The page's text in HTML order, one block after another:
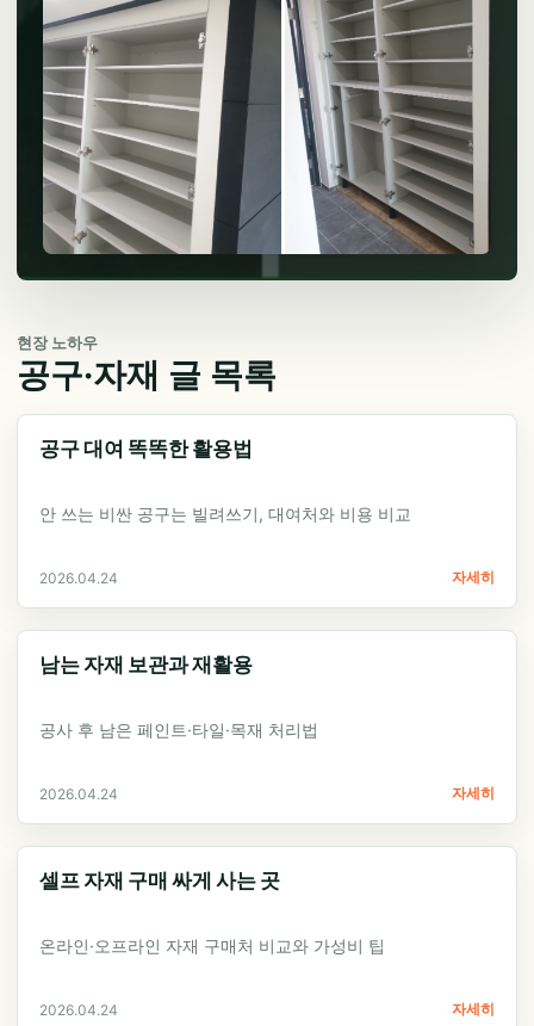
현장 노하우
공구·자재 글 목록
공구 대여 똑똑한 활용법
안 쓰는 비싼 공구는 빌려쓰기, 대여처와 비용 비교
2026.04.24 자세히
남는 자재 보관과 재활용
공사 후 남은 페인트·타일·목재 처리법
2026.04.24 자세히
셀프 자재 구매 싸게 사는 곳
온라인·오프라인 자재 구매처 비교와 가성비 팁
2026.04.24 자세히